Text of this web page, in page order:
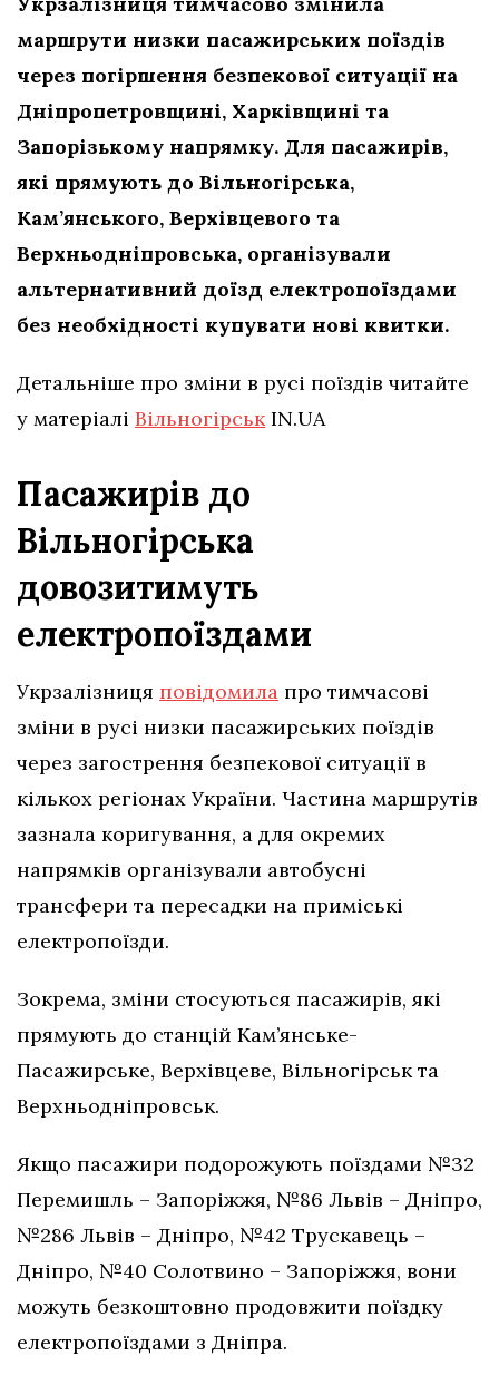
маршрути низки пасажирських поїздів
через погіршення безпекової ситуації на
Дніпропетровщині, Харківщині та
Запорізькому напрямку. Для пасажирів,
які прямують до Вільногірська,
Кам’янського, Верхівцевого та
Верхньодніпровська, організували
альтернативний доїзд електропоїздами
без необхідності купувати нові квитки.
Детальніше про зміни в русі поїздів читайте
у матеріалі ВільногірськIN.UA
Пасажирів до
Вільногірська
довозитимуть
електропоїздами
Укрзалізниця повідомила про тимчасові
зміни в русі низки пасажирських поїздів
через загострення безпекової ситуації в
кількох регіонах України. Частина маршрутів
зазнала коригування, а для окремих
напрямків організували автобусні
трансфери та пересадки на приміські
електропоїзди.
Зокрема, зміни стосуються пасажирів, які
прямують до станцій Кам’янське-
Пасажирське, Верхівцеве, Вільногірськ та
Верхньодніпровськ.
Якщо пасажири подорожують поїздами №32
Перемишль – Запоріжжя, №86 Львів – Дніпро,
№286 Львів – Дніпро, №42 Трускавець –
Дніпро, №40 Солотвино – Запоріжжя, вони
можуть безкоштовно продовжити поїздку
електропоїздами з Дніпра.